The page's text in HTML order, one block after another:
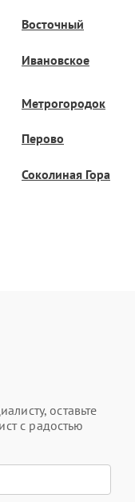
Восточный
Ивановское
Метрогородок
Перово
Соколиная Гора
оставьте
с радостью